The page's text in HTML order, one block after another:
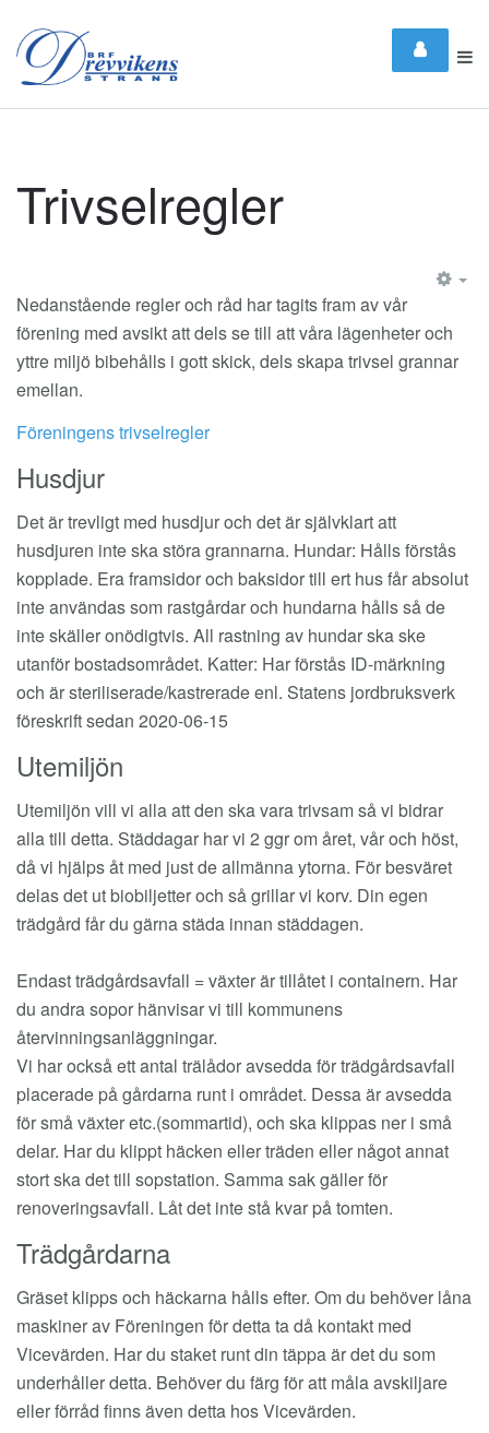
Trivselregler
Nedanstående regler och råd har tagits fram av vår
förening med avsikt att dels se till att våra lägenheter och
yttre miljö bibehålls i gott skick, dels skapa trivsel grannar
emellan.
Föreningens trivselregler
Husdjur
Det är trevligt med husdjur och det är självklart att
husdjuren inte ska störa grannarna. Hundar: Hålls förstås
kopplade. Era framsidor och baksidor till ert hus får absolut
inte användas som rastgårdar och hundarna hålls så de
inte skäller onödigtvis. All rastning av hundar ska ske
utanför bostadsområdet. Katter: Har förstås ID-märkning
och är steriliserade/kastrerade enl. Statens jordbruksverk
föreskrift sedan 2020-06-15
Utemiljön
Utemiljön vill vi alla att den ska vara trivsam så vi bidrar
alla till detta. Städdagar har vi 2 ggr om året, vår och höst,
då vi hjälps åt med just de allmänna ytorna. För besväret
delas det ut biobiljetter och så grillar vi korv. Din egen
trädgård får du gärna städa innan städdagen.
Endast trädgårdsavfall = växter är tillåtet i containern. Har
du andra sopor hänvisar vi till kommunens
återvinningsanläggningar.
Vi har också ett antal trälådor avsedda för trädgårdsavfall
placerade på gårdarna runt i området. Dessa är avsedda
för små växter etc.(sommartid), och ska klippas ner i små
delar. Har du klippt häcken eller träden eller något annat
stort ska det till sopstation. Samma sak gäller för
renoveringsavfall. Låt det inte stå kvar på tomten.
Trädgårdarna
Gräset klipps och häckarna hålls efter. Om du behöver låna
maskiner av Föreningen för detta ta då kontakt med
Vicevärden. Har du staket runt din täppa är det du som
underhåller detta. Behöver du färg för att måla avskiljare
eller förråd finns även detta hos Vicevärden.